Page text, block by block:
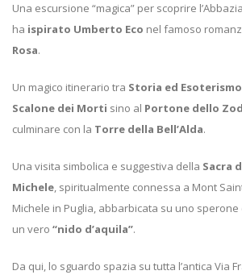
Una escursione “magica” per scoprire
ha ispirato Umberto Eco nel famoso
Rosa.
Un magico itinerario tra Storia ed Esoterismo
Scalone dei Morti sino al Portone dello
culminare con la Torre della Bell’Alda.
Una visita simbolica e suggestiva della Sacra
Michele, spiritualmente connessa a Mont
Michele in Puglia, abbarbicata su uno sperone
un vero “nido d’aquila”.
Da qui, lo sguardo spazia su tutta l’antica Via